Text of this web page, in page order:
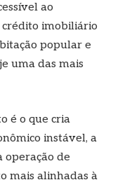
ao
crédito imobiliário
popular e
uma das mais
é o que cria
instável, a
operação de
mais alinhadas à